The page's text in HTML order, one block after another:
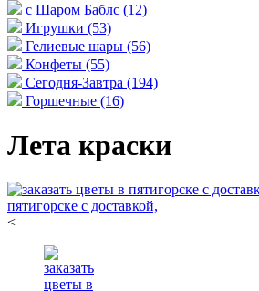
с Шаром Баблс (12)
Игрушки (53)
Гелиевые шары (56)
Конфеты (55)
Сегодня-Завтра (194)
Горшечные (16)
Лета краски
<